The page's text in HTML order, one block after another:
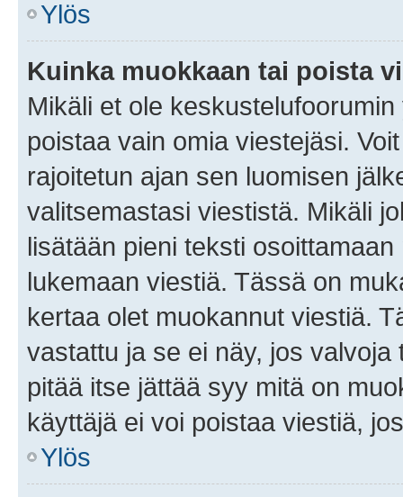
Ylös
Kuinka muokkaan tai poista
Mikäli et ole
poistaa vain omia viestejäsi.
rajoitetun ajan sen luomisen
valitsemastasi viestistä. Mikäli
lisätään pieni teksti
lukemaan viestiä. Tässä on
kertaa olet muokannut viestiä.
vastattu ja se ei näy, jos
pitää itse jättää syy mitä on
käyttäjä ei voi poistaa viestiä,
Ylös